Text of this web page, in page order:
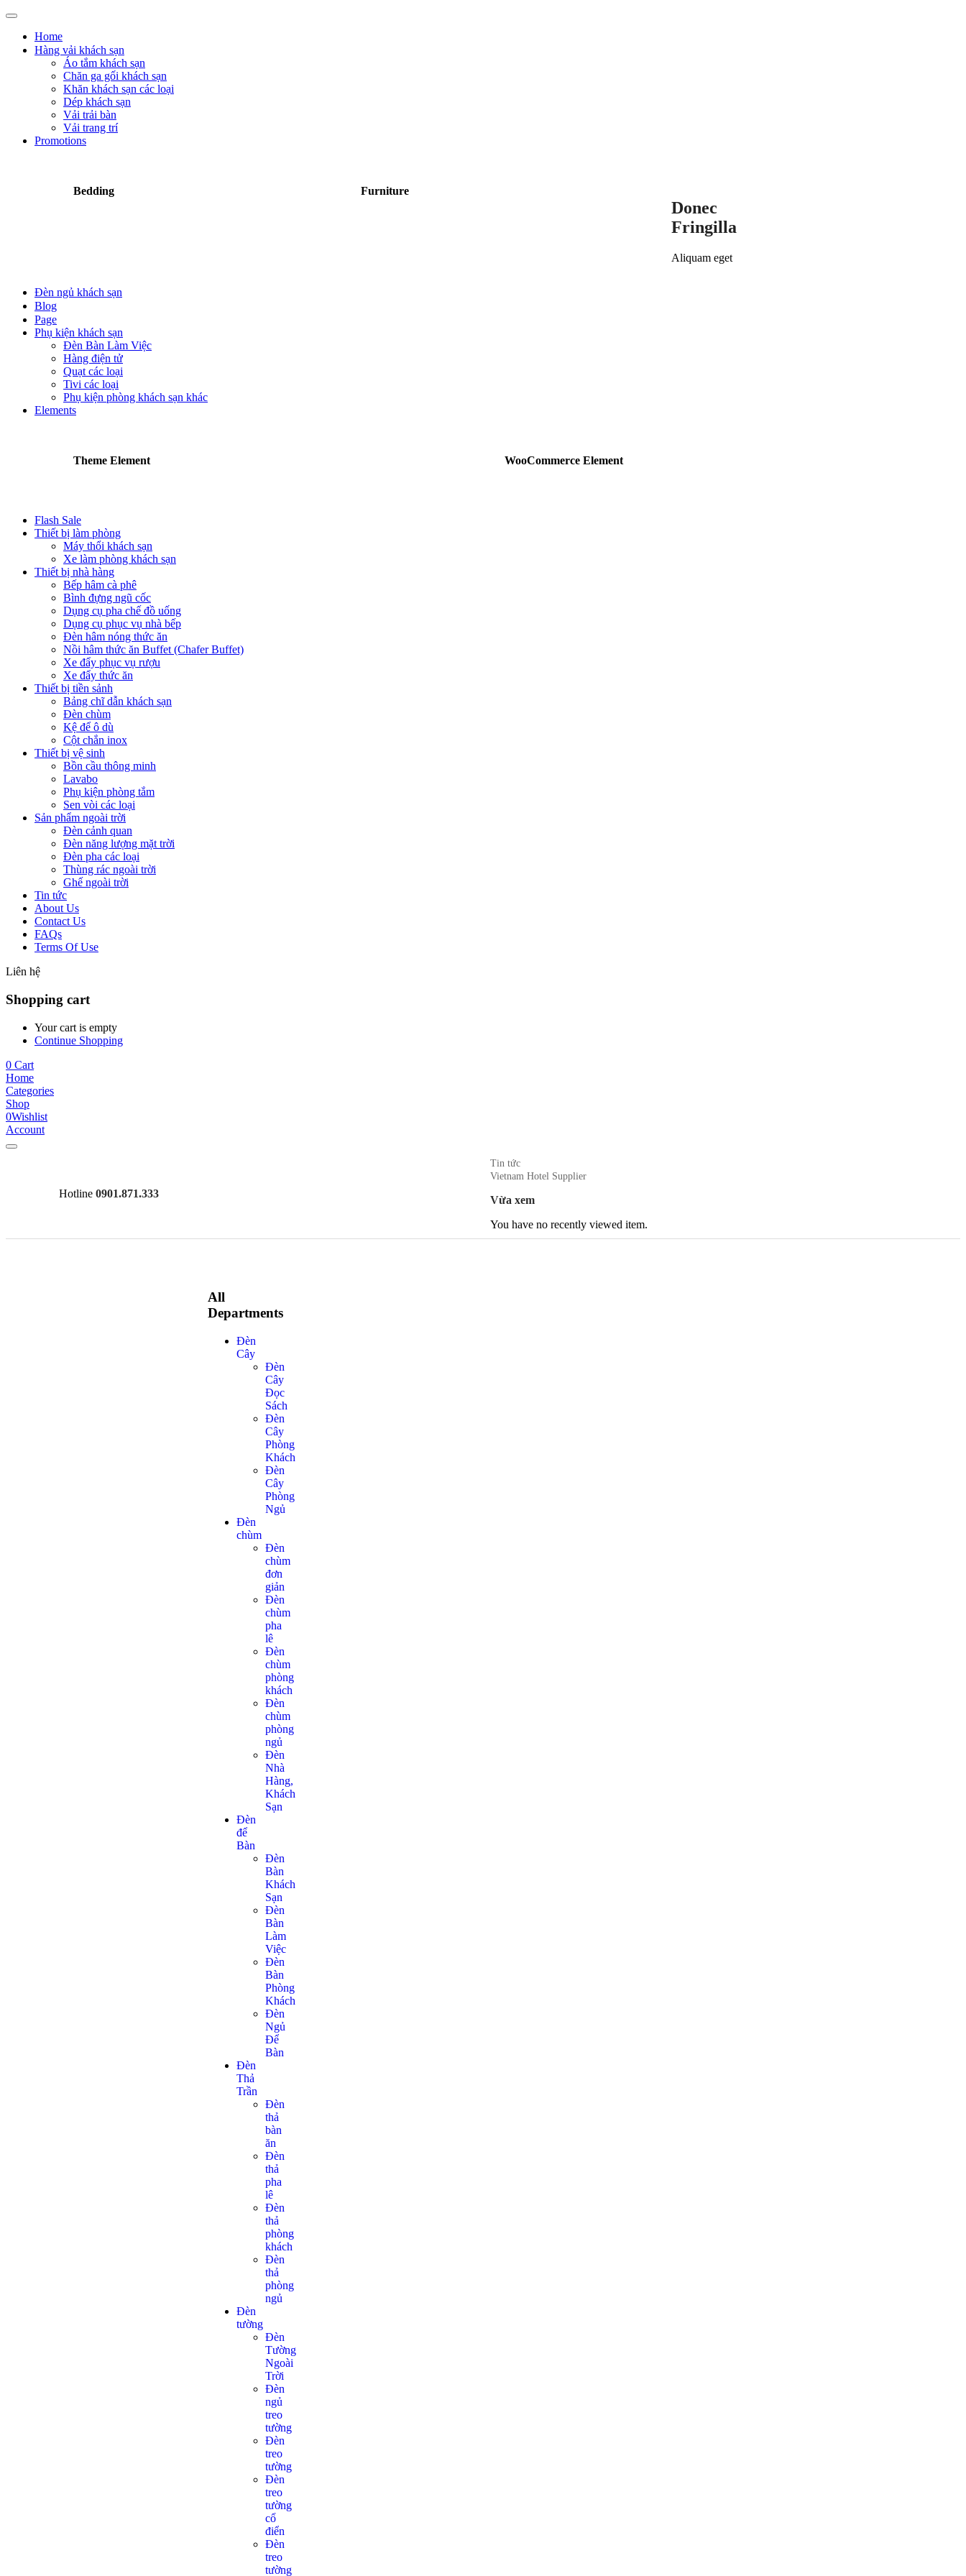
Home
Hàng vải khách sạn
Áo tắm khách sạn
Chăn ga gối khách sạn
Khăn khách sạn các loại
Dép khách sạn
Vải trải bàn
Vải trang trí
Promotions
Bedding Furniture
Donec
Fringilla
Aliquam eget
Đèn ngủ khách sạn
Blog
Page
Phụ kiện khách sạn
Đèn Bàn Làm Việc
Hàng điện tử
Quạt các loại
Tivi các loại
Phụ kiện phòng khách sạn khác
Elements
Theme Element WooCommerce Element
Flash Sale
Thiết bị làm phòng
Máy thổi khách sạn
Xe làm phòng khách sạn
Thiết bị nhà hàng
Bếp hâm cà phê
Bình đựng ngũ cốc
Dụng cụ pha chế đồ uống
Dụng cụ phục vụ nhà bếp
Đèn hâm nóng thức ăn
Nồi hâm thức ăn Buffet (Chafer Buffet)
Xe đẩy phục vụ rượu
Xe đẩy thức ăn
Thiết bị tiền sảnh
Bảng chĩ dẫn khách sạn
Đèn chùm
Kệ để ô dù
Cột chắn inox
Thiết bị vệ sinh
Bồn cầu thông minh
Lavabo
Phụ kiện phòng tắm
Sen vòi các loại
Sản phẩm ngoài trời
Đèn cảnh quan
Đèn năng lượng mặt trời
Đèn pha các loại
Thùng rác ngoài trời
Ghế ngoài trời
Tin tức
About Us
Contact Us
FAQs
Terms Of Use
Liên hệ
Shopping cart
Your cart is empty
Continue Shopping
0 Cart
Home
Categories
Shop
0Wishlist
Account
Hotline 0901.871.333
Tin tức
Vietnam Hotel Supplier
Vừa xem
You have no recently viewed item.
All
Departments
Đèn
Cây
Đèn
Cây
Đọc
Sách
Đèn
Cây
Phòng
Khách
Đèn
Cây
Phòng
Ngủ
Đèn
chùm
Đèn
chùm
đơn
giản
Đèn
chùm
pha
lê
Đèn
chùm
phòng
khách
Đèn
chùm
phòng
ngủ
Đèn
Nhà
Hàng,
Khách
Sạn
Đèn
để
Bàn
Đèn
Bàn
Khách
Sạn
Đèn
Bàn
Làm
Việc
Đèn
Bàn
Phòng
Khách
Đèn
Ngủ
Để
Bàn
Đèn
Thả
Trần
Đèn
thả
bàn
ăn
Đèn
thả
pha
lê
Đèn
thả
phòng
khách
Đèn
thả
phòng
ngủ
Đèn
tường
Đèn
Tường
Ngoài
Trời
Đèn
ngủ
treo
tường
Đèn
treo
tường
Đèn
treo
tường
cổ
điển
Đèn
treo
tường